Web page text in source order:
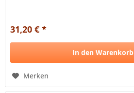
31,20 € *
In den Warenkorb
Merken